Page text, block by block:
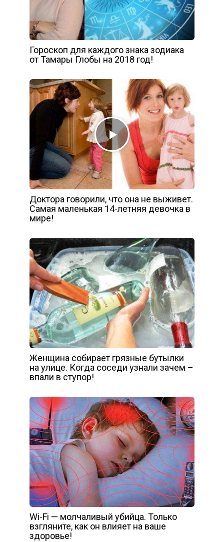
Гороскоп для каждого знака зодиака
от Тамары Глобы на 2018 год!
Доктора говорили, что она не выживет.
Самая маленькая 14-летняя девочка в
мире!
Женщина собирает грязные бутылки
на улице. Когда соседи узнали зачем –
впали в ступор!
Wi-Fi — молчаливый убийца. Только
взгляните, как он влияет на ваше
здоровье!